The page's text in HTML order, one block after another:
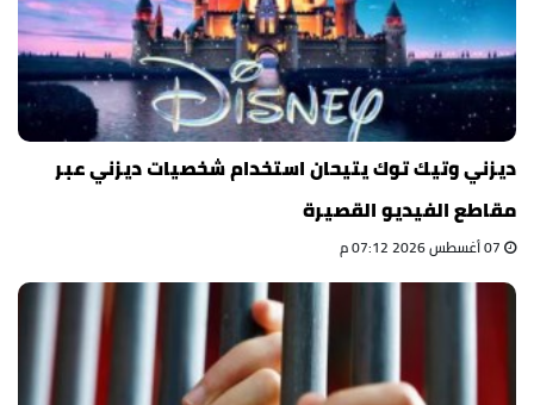
ديزني وتيك توك يتيحان استخدام شخصيات ديزني عبر
مقاطع الفيديو القصيرة